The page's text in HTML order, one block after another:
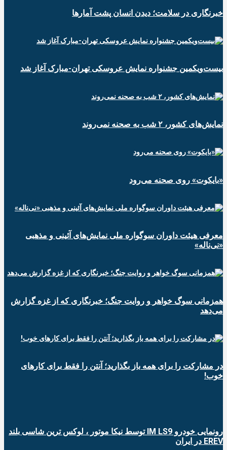
خبرنگاری در سلامت؛ دیدن انسان پشت آمارها
بیست‌ویکمین جشنواره نمایش عروسکی تهران-مبارک آغاز شد
نمایش‌های کشور، ٢ شب به صحنه نمی‌روند
«بایکوت» روی صحنه می‌رود
معرفی هیئت داوران سوگواره ملی نمایش‌های آئینی و مذهبی
«نی‌ناله»
همزمانی سوگ خواهر و روایت جنگ؛ خبرنگاری که از غزه گزارش
می‌دهد
در مشارکت را برای همه باز بگذارید؛ آنتن را فقط برای کارهای
خوب!
رونمایی خودرو IM LS9 توسط نیکا موتور ، لوکس ترین شاسی بلند
EREV در ایران